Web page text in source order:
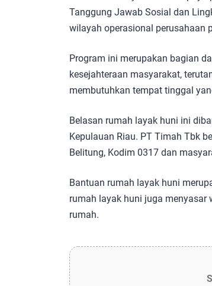
Tanggung Jawab Sosial dan
wilayah operasional perusahaan
Program ini merupakan bagian
kesejahteraan masyarakat,
membutuhkan tempat tinggal
Belasan rumah layak huni ini
Kepulauan Riau. PT Timah Tbk
Belitung, Kodim 0317 dan
Bantuan rumah layak huni
rumah layak huni juga menyasar
rumah.